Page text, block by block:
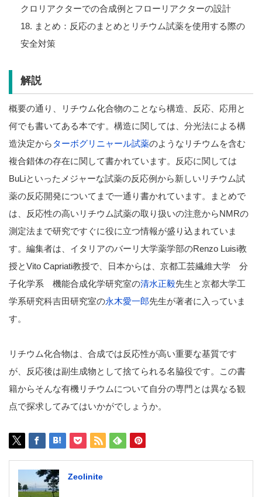
クロリアクターでの合成例とフローリアクターの設計
18. まとめ：反応のまとめとリチウム試薬を使用する際の
安全対策
解説
概要の通り、リチウム化合物のことなら構造、反応、応用と
何でも書いてある本です。構造に関しては、分光法による構
造決定から ターボグリニャール試薬のようなリチウムを含む
複合錯体の存在に関して書かれています。反応に関しては
BuLiといったメジャーな試薬の反応例から新しいリチウム試
薬の反応開発についてまで一通り書かれています。まとめで
は、反応性の高いリチウム試薬の取り扱いの注意からNMRの
測定法まで研究ですぐに役に立つ情報が盛り込まれていま
す。編集者は、イタリアのバーリ大学薬学部のRenzo Luisi教
授とVito Capriati教授で、日本からは、京都工芸繊維大学 分
子化学系 機能合成化学研究室の清水正毅先生と京都大学工
学系研究科吉田研究室の永木愛一郎先生が著者に入っていま
す。
リチウム化合物は、合成では反応性が高い重要な基質です
が、反応後は副生成物として捨てられる名脇役です。この書
籍からそんな有機リチウムについて自分の専門とは異なる観
点で探求してみてはいかがでしょうか。
Zeolinite